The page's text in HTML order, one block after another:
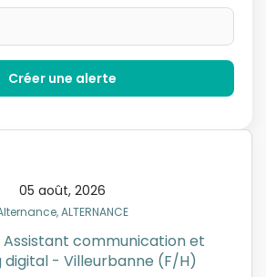
05 août, 2026
ALTERNANCE
communication et
- Villeurbanne (F/H)